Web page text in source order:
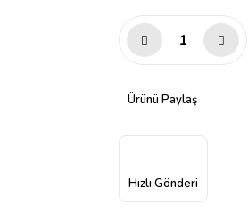
Ürünü Paylaş
Hızlı Gönderi